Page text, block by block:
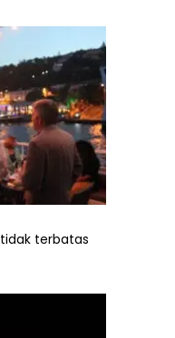
terbatas